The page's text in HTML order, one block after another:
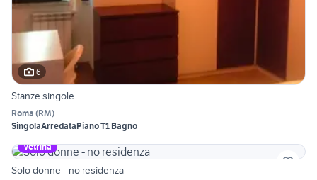
6
Stanze singole
Roma (RM)
SingolaArredataPiano T1 Bagno
Vetrina
Solo donne - no residenza